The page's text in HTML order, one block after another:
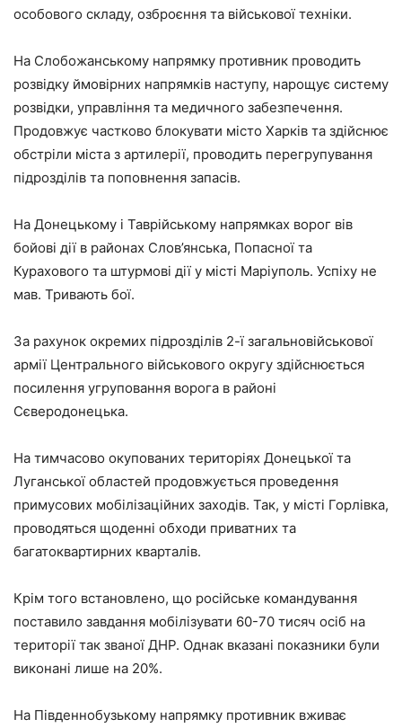
особового складу, озброєння та військової техніки.
На Слобожанському напрямку противник проводить
розвідку ймовірних напрямків наступу, нарощує систему
розвідки, управління та медичного забезпечення.
Продовжує частково блокувати місто Харків та здійснює
обстріли міста з артилерії, проводить перегрупування
підрозділів та поповнення запасів.
На Донецькому і Таврійському напрямках ворог вів
бойові дії в районах Слов’янська, Попасної та
Курахового та штурмові дії у місті Маріуполь. Успіху не
мав. Тривають бої.
За рахунок окремих підрозділів 2-ї загальновійськової
армії Центрального військового округу здійснюється
посилення угруповання ворога в районі
Сєверодонецька.
На тимчасово окупованих територіях Донецької та
Луганської областей продовжується проведення
примусових мобілізаційних заходів. Так, у місті Горлівка,
проводяться щоденні обходи приватних та
багатоквартирних кварталів.
Крім того встановлено, що російське командування
поставило завдання мобілізувати 60-70 тисяч осіб на
території так званої ДНР. Однак вказані показники були
виконані лише на 20%.
На Південнобузькому напрямку противник вживає